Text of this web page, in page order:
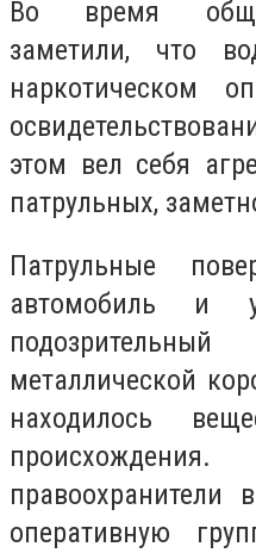
Во время
заметили, что
наркотическом
этом вел себя
патрульных,
Патрульные
автомобиль и
металлической
находилось
правоохранители
оперативную